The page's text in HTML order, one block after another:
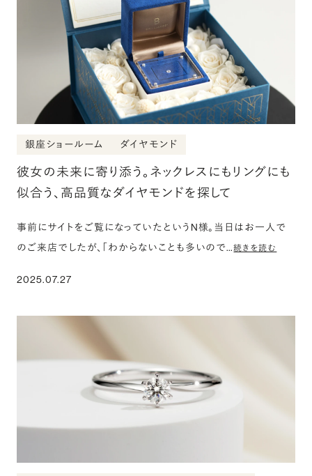
銀座ショールーム ダイヤモンド
彼女の未来に寄り添う。ネックレスにもリングにも
似合う、高品質なダイヤモンドを探して
事前にサイトをご覧になっていたというN様。当日はお一人で
のご来店でしたが、「わからないことも多いので…続きを読む
2025.07.27